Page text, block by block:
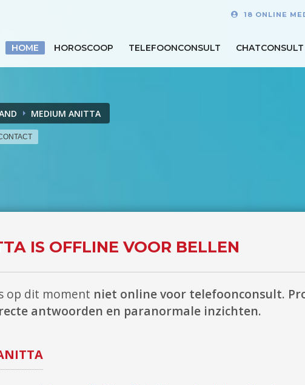
18 ONLINE
HOME HOROSCOOP TELEFOONCONSULT CHATCONSULT
MEDIUM ANITTA
IS OFFLINE VOOR BELLEN
op dit moment niet online voor telefoonconsult.
antwoorden en paranormale inzichten.